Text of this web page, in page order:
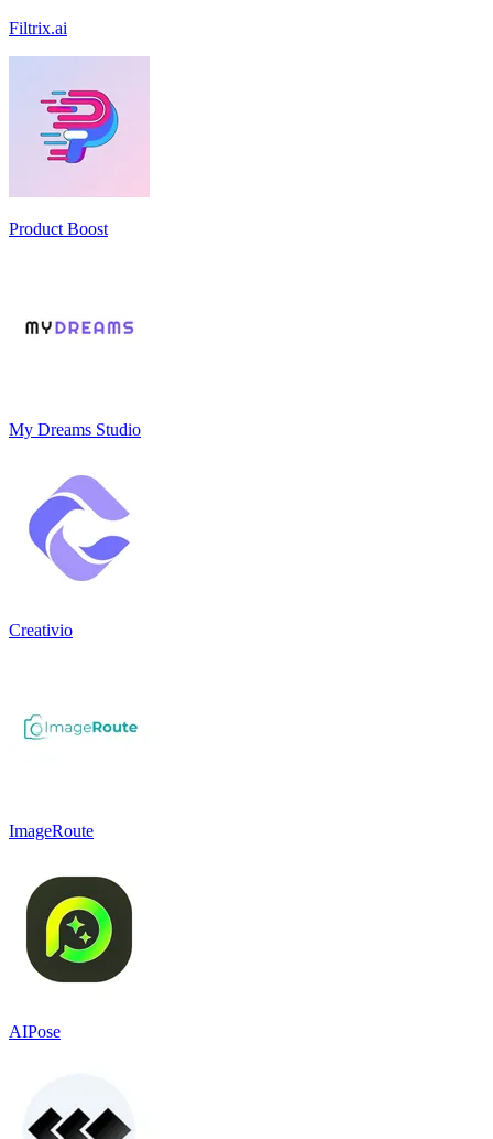
Filtrix.ai
Product Boost
My Dreams Studio
Creativio
ImageRoute
AIPose